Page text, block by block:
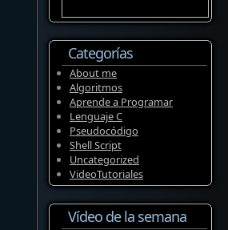
Categorías
About me
Algoritmos
Aprende a Programar
Lenguaje C
Pseudocódigo
Shell Script
Uncategorized
VideoTutoriales
Vídeo de la semana